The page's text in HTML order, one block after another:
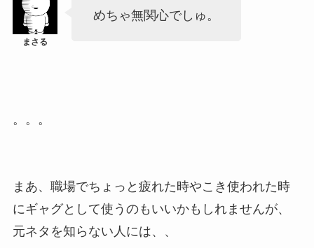
めちゃ無関心でしゅ。
。。。
まあ、職場でちょっと疲れた時やこき使われた時
にギャグとして使うのもいいかもしれませんが、
元ネタを知らない人には、、